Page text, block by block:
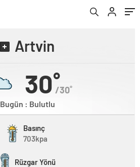
Artvin
30˚/30˚
Bugün : Bulutlu
Basınç
703kpa
Rüzgar Yönü